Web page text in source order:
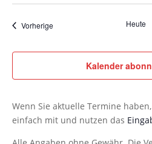
VorherigeVeranstaltungen Heute
Kalender
Wenn Sie aktuelle Termine
einfach mit und nutzen das